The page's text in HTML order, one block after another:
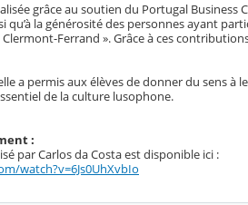
grâce au soutien du Portugal
qu’à la générosité des personnes ayant
Ferrand ». Grâce à ces
a permis aux élèves de donner du sens à
de la culture lusophone.
:
par Carlos da Costa est disponible ici :
watch?v=6Js0UhXvbIo